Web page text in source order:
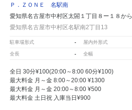
Ｐ．ＺＯＮＥ 名駅南
愛知県名古屋市中村区太閤１丁目８ー１８から
愛知県名古屋市中村区名駅南2丁目13
駐車場形式 - 屋内外形式
全長 - 全幅
全日 30分¥100(20:00～8:00 60分¥100)
最大料金 月～金 8:00～20:00 ¥1300
最大料金 月～金 20:00～8:00 ¥500
最大料金 土日祝 入庫当日¥900